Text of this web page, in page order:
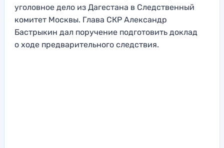
уголовное дело из Дагестана в Следственный
комитет Москвы. Глава СКР Александр
Бастрыкин дал поручение подготовить доклад
о ходе предварительного следствия.